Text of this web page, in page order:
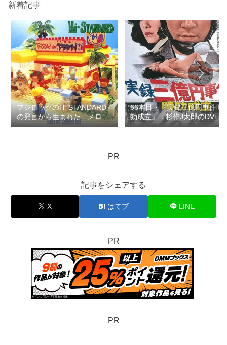
新着記事
フジロックのHi-STANDARD
の発言から生まれた「メロコ
ア」論争で思ったこと：ロマ
66本目・『実録三億円事件時
効成立』：杉作J太郎のDVD
レンタル屋の棚に残したい
PR
記事をシェアする
X はてブ LINE
PR
PR